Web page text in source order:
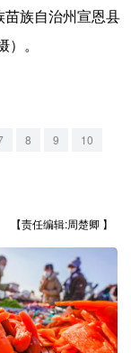
重庆
西藏
宁夏
族自治州宣恩县
。
8 9
10
【责任编辑:周楚卿 】